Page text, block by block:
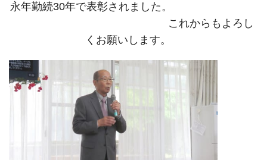
永年勤続30年で表彰されました。
これからもよろし
くお願いします。